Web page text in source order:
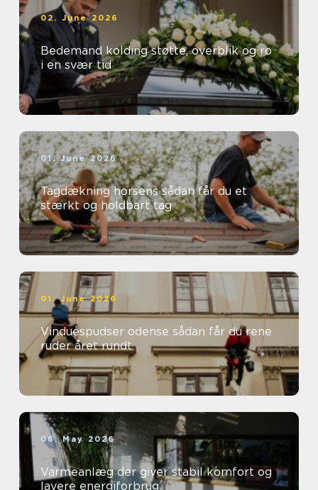
02. June 2026
Bedemand kolding støtte, overblik og ro
i en svær tid
01. June 2026
Tagdækning horsens sådan får du et
stærkt og holdbart tag
01. June 2026
Vinduespudser odense sådan får du rene
ruder året rundt
06. May 2026
Varmeanlæg der giver stabil komfort og
lavere energiforbrug